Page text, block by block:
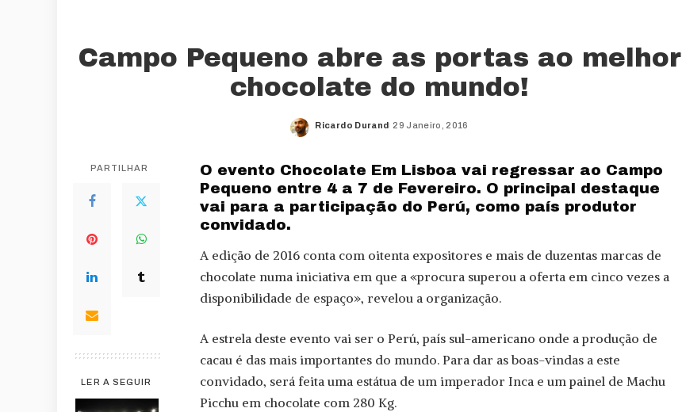
Campo Pequeno abre as portas ao melhor
chocolate do mundo!
Posted
Ricardo Durand 29 Janeiro, 2016
PARTILHAR
LER A SEGUIR
O evento Chocolate Em Lisboa vai regressar ao Campo
Pequeno entre 4 a 7 de Fevereiro. O principal destaque
vai para a participação do Perú, como país produtor
convidado.
A edição de 2016 conta com oitenta expositores e mais de duzentas marcas de
chocolate numa iniciativa em que a «procura superou a oferta em cinco vezes a
disponibilidade de espaço», revelou a organização.
A estrela deste evento vai ser o Perú, país sul-americano onde a produção de
cacau é das mais importantes do mundo. Para dar as boas-vindas a este
convidado, será feita uma estátua de um imperador Inca e um painel de Machu
Picchu em chocolate com 280 Kg.